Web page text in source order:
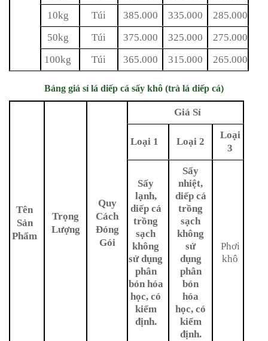
10kg
Túi 385.000 335.000
285.000
50kg
Túi 375.000 325.000
275.000
100kg
Túi 365.000 315.000 265.000
Bảng giá sỉ lá diếp cá sấy khô (trà lá diếp cá)
Tên
Sản
Phẩm
Trọng
Lượng
Quy
Cách
Đóng
Gói
Giá Sỉ
Loại 1 Loại 2
Loại
3
Sấy
lạnh,
diếp cá
trồng
sạch
không
sử dụng
phân
bón hóa
học,có
kiểm
định.
Sấy
nhiệt,
diếp cá
trồng
sạch
không
sử
dụng
phân
bón
hóa
học, có
kiểm
định.
Phơi
khô